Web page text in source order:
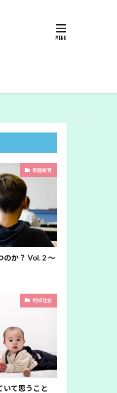
家庭教育
のか？ Vol. 2 〜
地域社会
いて思うこと